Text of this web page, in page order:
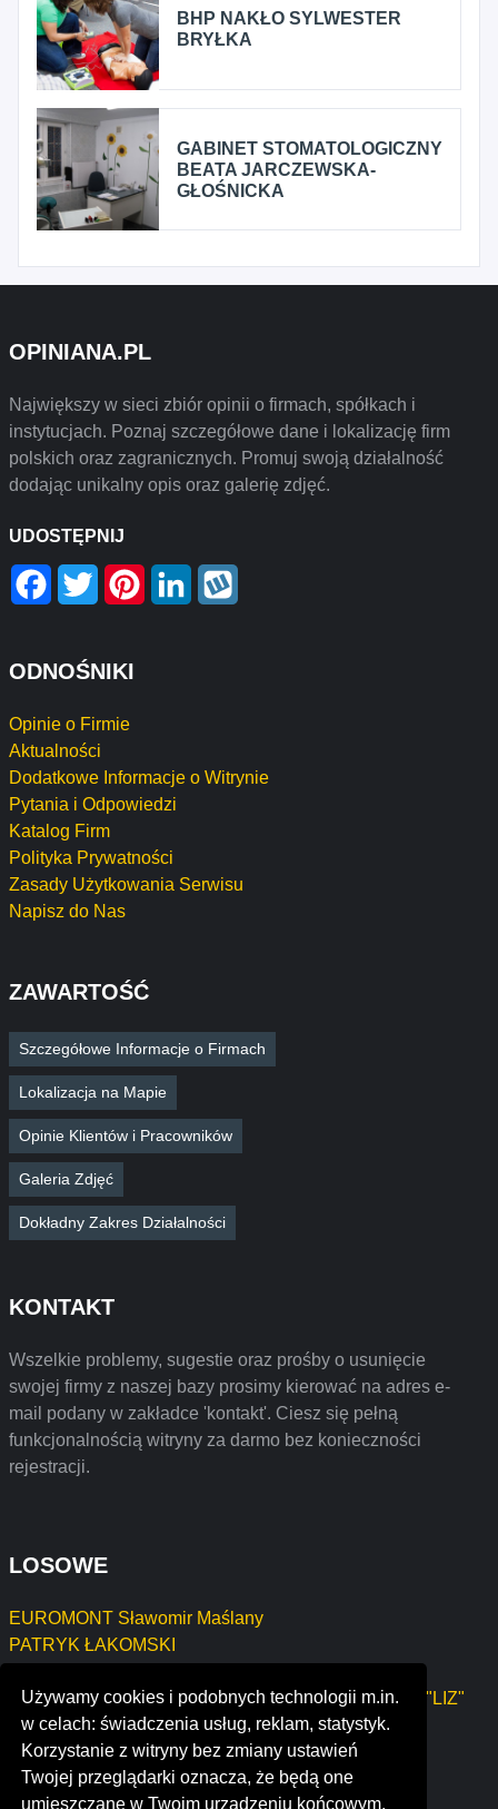
Używamy cookies i podobnych technologii m.in.
w celach: świadczenia usług, reklam, statystyk.
Korzystanie z witryny bez zmiany ustawień
Twojej przeglądarki oznacza, że będą one
umieszczane w Twoim urządzeniu końcowym.
BHP NAKŁO SYLWESTER
BRYŁKA
GABINET STOMATOLOGICZNY
BEATA JARCZEWSKA-
GŁOŚNICKA
OPINIANA.PL
Największy w sieci zbiór opinii o firmach, spółkach i
instytucjach. Poznaj szczegółowe dane i lokalizację firm
polskich oraz zagranicznych. Promuj swoją działalność
dodając unikalny opis oraz galerię zdjęć.
UDOSTĘPNIJ
Facebook
Twitter PinterestLinkedIn
ODNOŚNIKI
Opinie o Firmie
Aktualności
Dodatkowe Informacje o Witrynie
Pytania i Odpowiedzi
Katalog Firm
Polityka Prywatności
Zasady Użytkowania Serwisu
Napisz do Nas
ZAWARTOŚĆ
Szczegółowe Informacje o Firmach
Lokalizacja na Mapie
Opinie Klientów i Pracowników
Galeria Zdjęć
Dokładny Zakres Działalności
KONTAKT
Wszelkie problemy, sugestie oraz prośby o usunięcie
swojej firmy z naszej bazy prosimy kierować na adres e-
mail podany w zakładce 'kontakt'. Ciesz się pełną
funkcjonalnością witryny za darmo bez konieczności
rejestracji.
LOSOWE
EUROMONT Sławomir Maślany
PATRYK ŁAKOMSKI
Przedsiębiorstwo Handlowo-Usługowo-Produkcyjne "LIZ"
Elżbieta Wąż
MONSTERPAK Piotr Justyński
denver carpet and flooring